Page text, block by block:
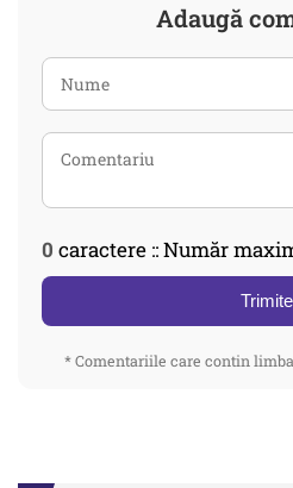
Adaugă
0 caractere :: Număr
Trimite
* Comentariile care contin